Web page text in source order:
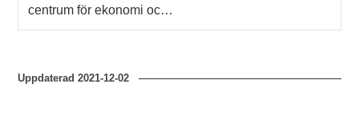
centrum för ekonomi oc…
Uppdaterad2021-12-02